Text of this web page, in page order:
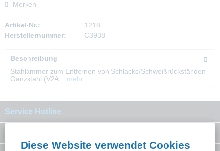
Merken
Artikel-Nr.:
1218
Herstellernummer:
C3938
Beschreibung
Stahlammer zum Entfernen von Schlacke/Schweißrückständen
Ganzstahl (V2A...
mehr
Service Hotline
Diese Website verwendet Cookies